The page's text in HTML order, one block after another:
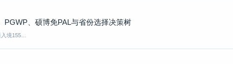
PGWP、硕博免PAL与省份选择决策树
境155…